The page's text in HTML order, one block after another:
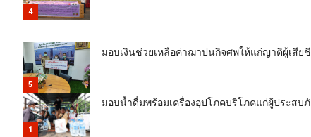
4
5
มอบเงินช่วยเหลือค่าฌาปนกิจศพให้แก่ญาติผู้เสีย
1
มอบน้ำดื่มพร้อมเครื่องอุปโภคบริโภคแก่ผู้ประสบ